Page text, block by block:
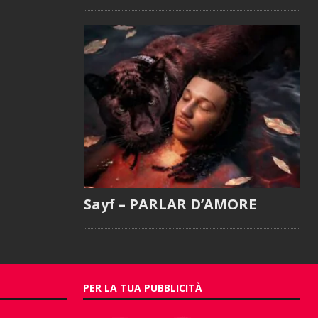
Sayf – PARLAR D’AMORE
PER LA TUA PUBBLICITÀ